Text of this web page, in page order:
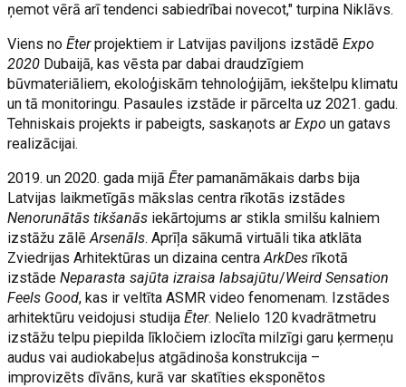
ņemot vērā arī tendenci sabiedrībai novecot," turpina Niklāvs.
Viens noĒterprojektiem ir Latvijas paviljons izstādēExpo
2020 Dubaijā, kas vēsta par dabai draudzīgiem
būvmateriāliem, ekoloģiskām tehnoloģijām, iekštelpu klimatu
un tā monitoringu. Pasaules izstāde ir pārcelta uz 2021. gadu.
Tehniskais projekts ir pabeigts, saskaņots arExpoun gatavs
realizācijai.
2019. un 2020. gada mijāĒterpamanāmākais darbs bija
Latvijas laikmetīgās mākslas centra rīkotās izstādes
Nenorunātās tikšanās iekārtojums ar stikla smilšu kalniem
izstāžu zālēArsenāls. Aprīļa sākumā virtuāli tika atklāta
Zviedrijas Arhitektūras un dizaina centraArkDes rīkotā
izstādeNeparasta sajūta izraisa labsajūtu/Weird Sensation
Feels Good, kas ir veltīta ASMR video fenomenam. Izstādes
arhitektūru veidojusi studijaĒter. Nelielo 120 kvadrātmetru
izstāžu telpu piepilda līkločiem izlocīta milzīgi garu ķermeņu
audus vai audiokabeļus atgādinoša konstrukcija –
improvizēts dīvāns, kurā var skatīties eksponētos